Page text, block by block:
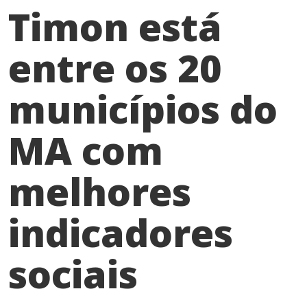
Timon está
entre os 20
municípios do
MA com
melhores
indicadores
sociais